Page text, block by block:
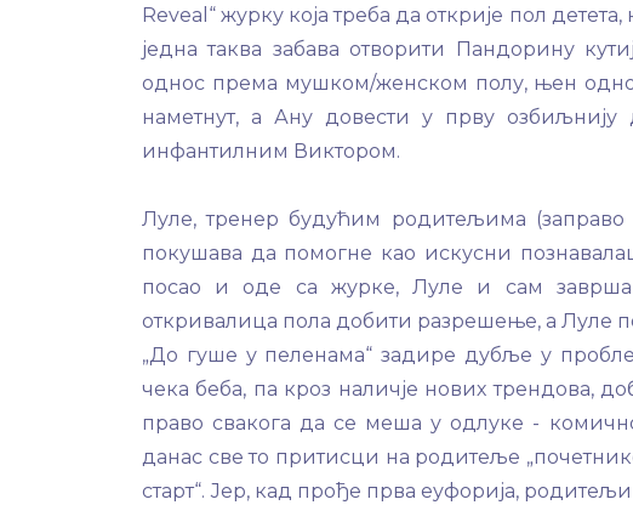
Reveal“ журку која треба да открије пол
једна таква забава отворити Пандорину
однос према мушком/женском полу, њен
наметнут, а Ану довести у прву
инфантилним Виктором.
Луле, тренер будућим родитељима
покушава да помогне као искусни
посао и оде са журке, Луле и сам
откривалица пола добити разрешење, а Луле
„До гуше у пеленама“ задире дубље у
чека беба, па кроз наличје нових трендова,
право свакога да се меша у одлуке -
данас све то притисци на родитеље
старт“. Јер, кад прође прва еуфорија,